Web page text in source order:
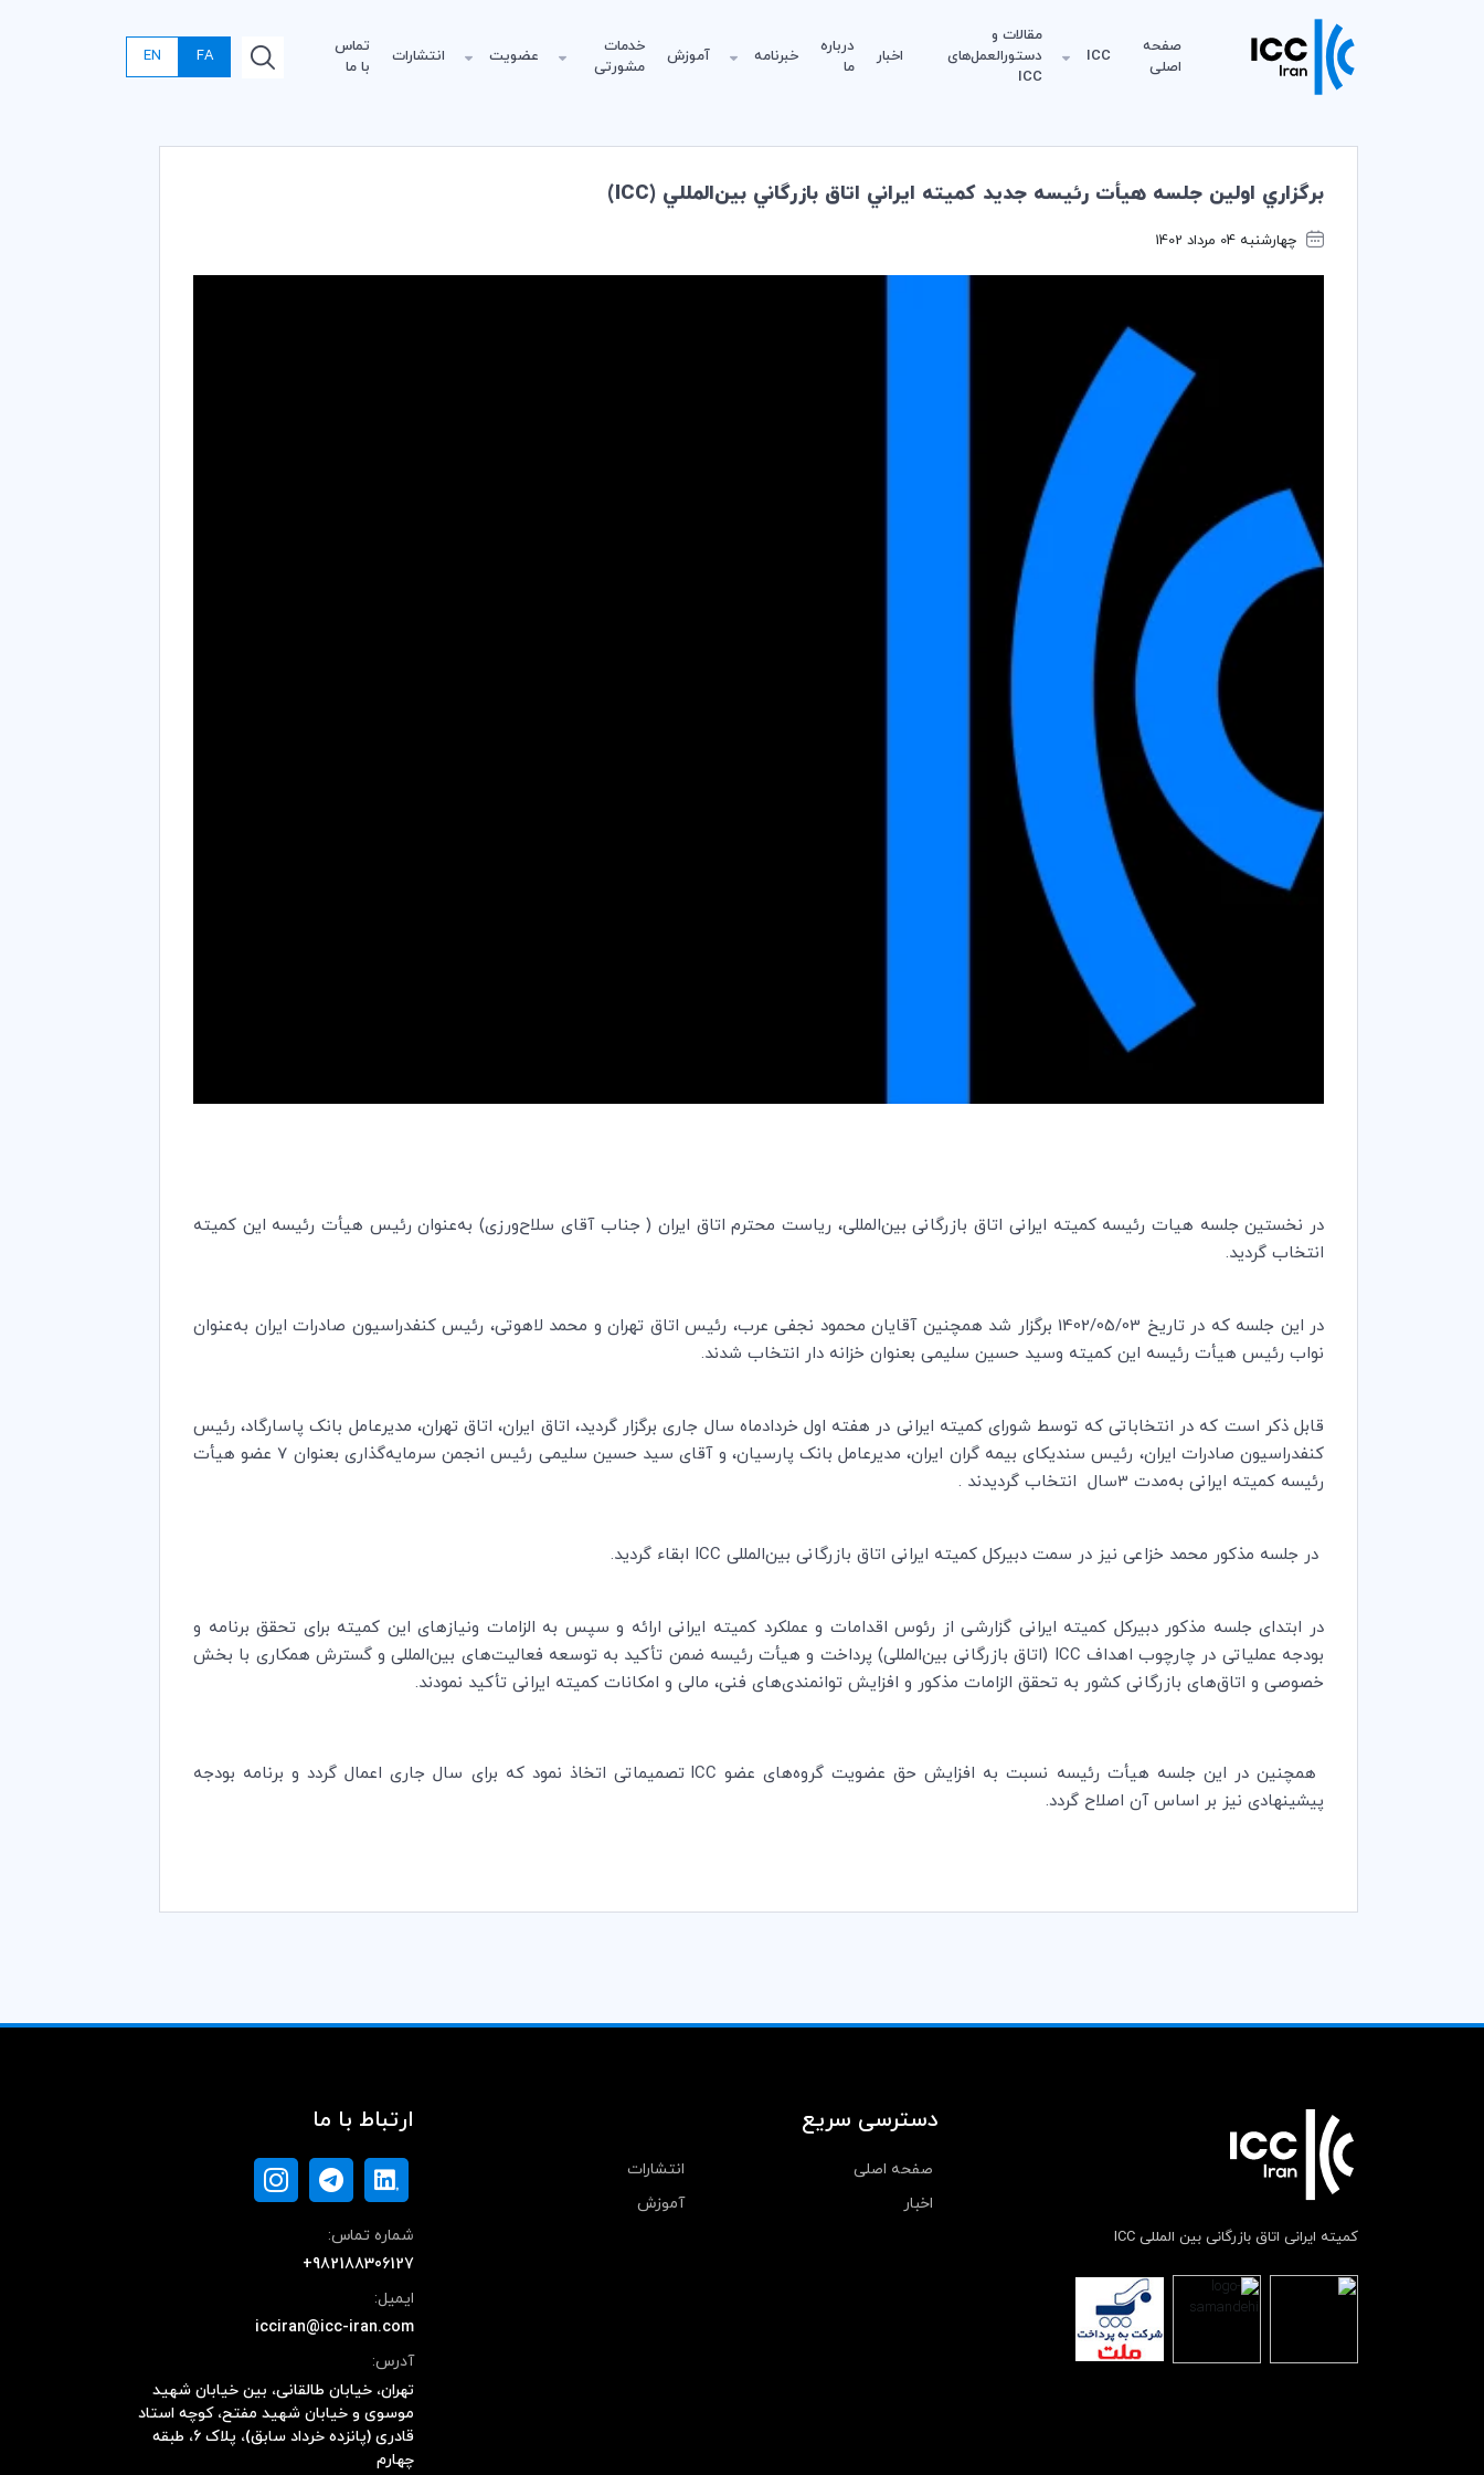
صفحه
اصلی
ICC
مقالات و
دستورالعمل‌های
ICC
اخبار
درباره
ما
خبرنامه آموزش
خدمات
مشورتی
عضویت انتشارات
تماس
با ما
FA
EN
برگزاري اولين جلسه هيأت رئيسه جديد كميته ايراني اتاق بازرگاني بين‌المللي (ICC)
چهارشنبه 04 مرداد 1402
در نخستین جلسه هیات رئیسه کمیته ایرانی اتاق بازرگانی بین‌المللی، ریاست محترم اتاق ایران ( جناب آقای سلاح‌ورزی) به‌عنوان رئیس هیأت رئیسه این کمیته
انتخاب گردید.
در این جلسه که در تاریخ 1402/05/03 برگزار شد همچنین آقایان محمود نجفی عرب، رئیس اتاق تهران و محمد لاهوتی، رئیس کنفدراسیون صادرات ایران به‌عنوان
نواب رئیس هیأت رئیسه این کمیته وسید حسین سلیمی بعنوان خزانه دار انتخاب شدند.
قابل ذکر است که در انتخاباتی که توسط شورای کمیته ایرانی در هفته اول خردادماه سال جاری برگزار گردید، اتاق ایران، اتاق تهران، مدیرعامل بانک پاسارگاد، رئیس
کنفدراسیون صادرات ایران، رئیس سندیکای بیمه گران ایران، مدیرعامل بانک پارسیان، و آقای سید حسین سلیمی رئیس انجمن سرمایه‌گذاری بعنوان 7 عضو هیأت
رئیسه کمیته ایرانی به‌مدت 3سال انتخاب گردیدند .
در جلسه مذکور محمد خزاعی نیز در سمت دبیرکل کمیته ایرانی اتاق بازرگانی بین‌المللی ICC ابقاء گردید.
در ابتدای جلسه مذکور دبیرکل کمیته ایرانی گزارشی از رئوس اقدامات و عملکرد کمیته ایرانی ارائه و سپس به الزامات ونیازهای این کمیته برای تحقق برنامه و
بودجه عملیاتی در چارچوب اهداف ICC (اتاق بازرگانی بین‌المللی) پرداخت و هیأت رئیسه ضمن تأکید به توسعه فعالیت‌های بین‌المللی و گسترش همکاری با بخش
خصوصی و اتاق‌های بازرگانی کشور به تحقق الزامات مذکور و افزایش توانمندی‌های فنی، مالی و امکانات کمیته ایرانی تأکید نمودند.
همچنین در این جلسه هیأت رئیسه نسبت به افزایش حق عضویت گروه‌های عضو ICC تصمیماتی اتخاذ نمود که برای سال جاری اعمال گردد و برنامه بودجه
پیشینهادی نیز بر اساس آن اصلاح گردد.
کمیته ایرانی اتاق بازرگانی بین المللی ICC
دسترسی سریع
صفحه اصلی
انتشارات
اخبار
آموزش
ارتباط با ما
شماره تماس:
+982188306127
ایمیل:
icciran@icc-iran.com
آدرس:
تهران، خیابان طالقانی، بین خیابان شهید
موسوی و خیابان شهید مفتح، کوچه استاد
قادری (پانزده خرداد سابق)، پلاک ۶، طبقه
چهارم